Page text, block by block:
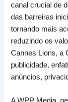
canal crucial de
das barreiras
tornando mais
reduzindo os
Cannes Lions, a
publicidade,
anúncios,